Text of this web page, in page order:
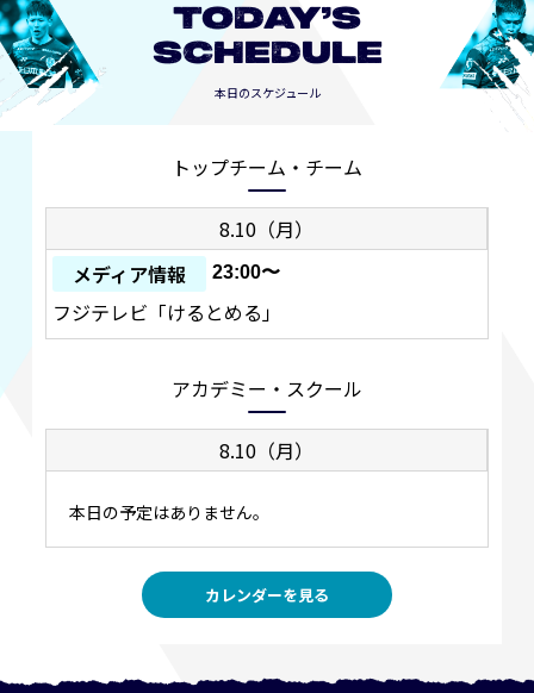
TODAY’S
SCHEDULE
本日のスケジュール
トップチーム・チーム
8.10（月）
メディア情報
23:00〜
フジテレビ「けるとめる」
アカデミー・スクール
8.10（月）
本日の予定はありません。
カレンダーを見る